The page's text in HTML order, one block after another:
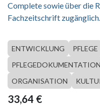
Complete sowie über die
Fachzeitschrift zugänglich.
ENTWICKLUNG PFLEGE
PFLEGEDOKUMENTATION
ORGANISATION
33,64 €